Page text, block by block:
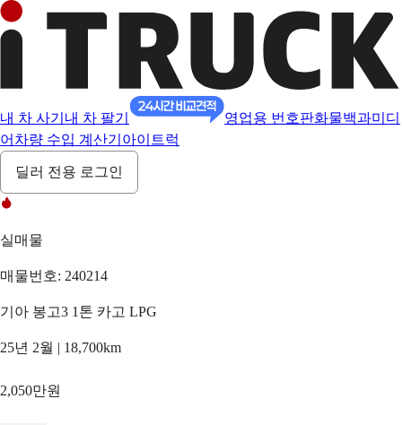
내 차 사기 내 차 팔기 영업용 번호판화물백과미디
어 차량 수입 계산기 아이트럭
딜러 전용 로그인
실매물
매물번호: 240214
기아 봉고3 1톤 카고 LPG
25년 2월 | 18,700km
2,050만원